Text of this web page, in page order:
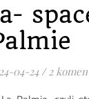
04-24 / 2